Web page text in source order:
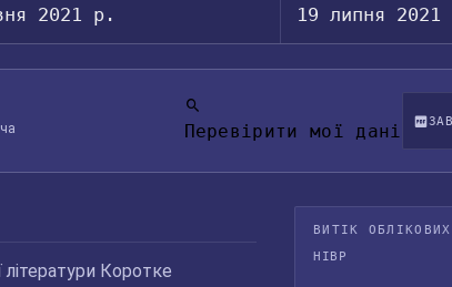
2021 р. 19 липня 2021
Перевірити мої дані
Коротке
ВИТІК
HIBP